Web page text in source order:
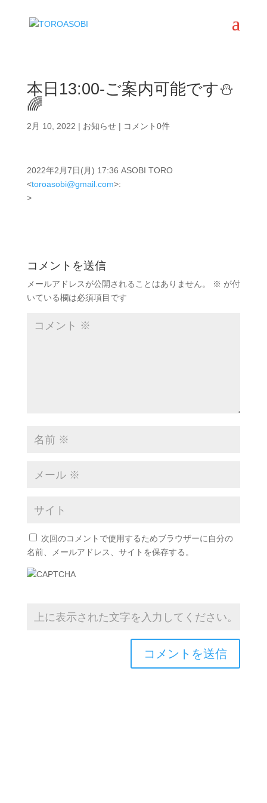
本日13:00-ご案内可能です⛄️
🌈
2月 10, 2022 | お知らせ| コメント0件
2022年2月7日(月) 17:36 ASOBI TORO
<toroasobi@gmail.com>:
>
コメントを送信
メールアドレスが公開されることはありません。 ※ が付
いている欄は必須項目です
次回のコメントで使用するためブラウザーに自分の
名前、メールアドレス、サイトを保存する。